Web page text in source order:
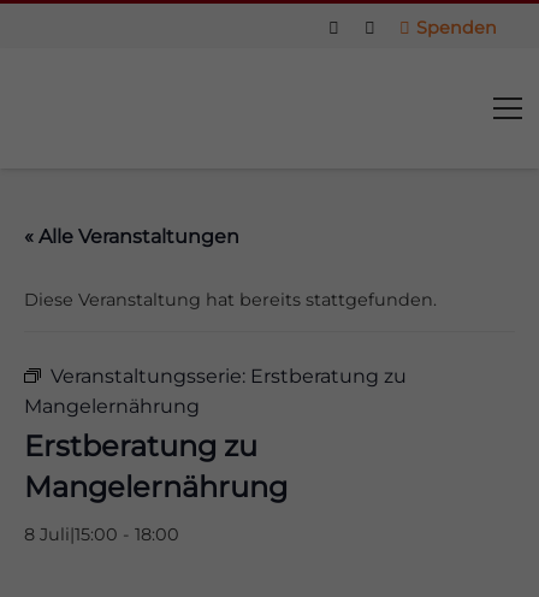
Spenden
« Alle Veranstaltungen
Diese Veranstaltung hat bereits stattgefunden.
Veranstaltungsserie: Erstberatung zu
Mangelernährung
Erstberatung zu
Mangelernährung
8 Juli|15:00 - 18:00